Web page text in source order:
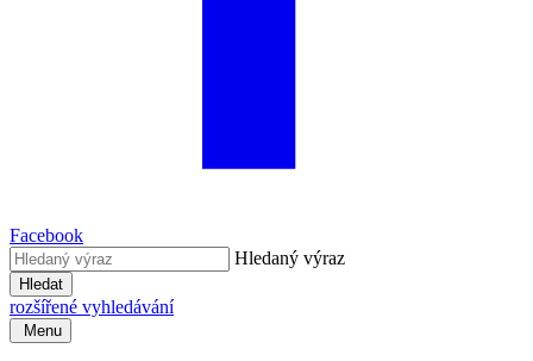
Facebook
Hledaný výraz
Hledat
rozšířené vyhledávání
Menu